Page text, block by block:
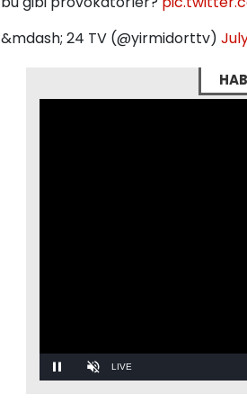
&mdash; 24 TV (@yirmidorttv)
Pause Unmute Stream
LIVE